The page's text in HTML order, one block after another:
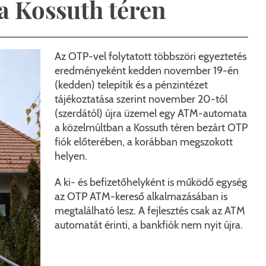
Pénzügyi Bizottság
Ideiglenes bizottság 306
Bizottságok 2019-2024.
Polgármesteri döntést előkészítő előterjesztések
Rendeletek lekérdezése
Normatív határozatok
Határozatok
Koncepciók, programok
Csapadékvíz-elvezetés (Csatári dűlő és Levendulás
Péceli piac felújítása
KEHOP pályázati közlemények
Pécel szennyvíz tisztításának hosszú távú megoldása
Pécel Város Önkormányzat szervezetfejlesztése a
Szociális rehabilitáció a péceli Újtelepen
Pécel Város Önkormányzata ASP Központhoz való
Adó- és Pénzügyi Iroda
Műszaki és Beruházási Iroda
Rendészeti iroda
2022. április 3-ai választás
hirdetmények
visszaélés bejelentő
Városüzemeltetés
Közműszolgáltatók
Helyi esélyegyenlőségi program
Közétkeztetés
Elszállított gépjárművek
Kossuth téren
Az OTP-vel folytatott többszöri egyeztetés
eredményeként kedden november 19-én
(kedden) telepítik és a pénzintézet
tájékoztatása szerint november 20-tól
(szerdától) újra üzemel egy ATM-automata
a közelmúltban a Kossuth téren bezárt OTP
fiók előterében, a korábban megszokott
helyen.
A ki- és befizetőhelyként is működő egység
az OTP ATM-kereső alkalmazásában is
megtalálható lesz. A fejlesztés csak az ATM
automatát érinti, a bankfiók nem nyit újra.